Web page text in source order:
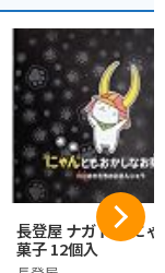
長登屋 ナガトヤ に
菓子 12個入